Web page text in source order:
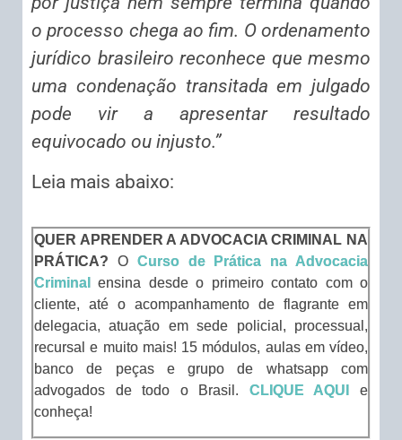
o processo chega ao fim. O ordenamento
jurídico brasileiro reconhece que mesmo
uma condenação transitada em julgado
pode vir a apresentar resultado
equivocado ou injusto.”
Leia mais abaixo:
QUER APRENDER A ADVOCACIA CRIMINAL NA
PRÁTICA? O Curso de Prática na Advocacia
Criminal
ensina desde o primeiro contato com o
cliente, até o acompanhamento de flagrante em
delegacia, atuação em sede policial, processual,
recursal e muito mais! 15 módulos, aulas em vídeo,
banco de peças e grupo de whatsapp com
advogados de todo o Brasil. CLIQUE AQUI
e
conheça!